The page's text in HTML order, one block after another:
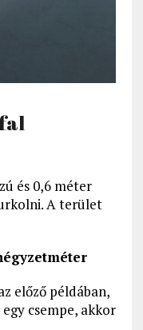
és 0,6 méter
A terület
előző példában,
csempe, akkor